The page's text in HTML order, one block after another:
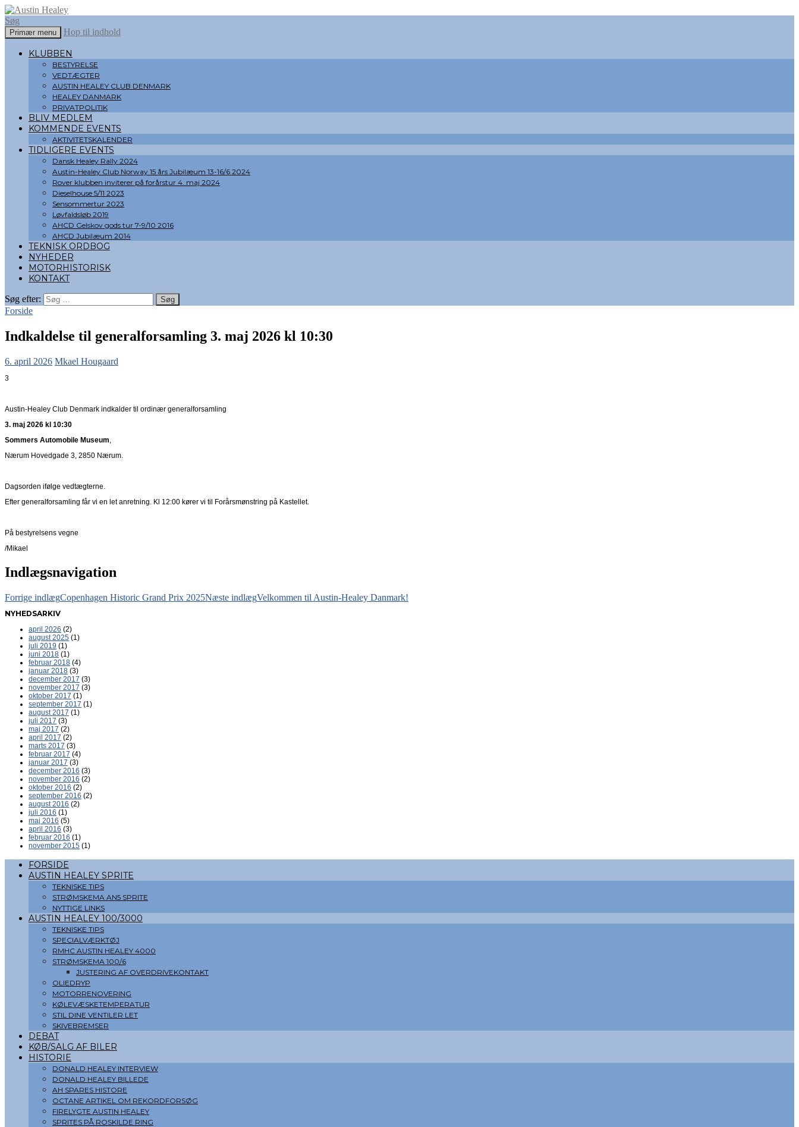
Austin Healey
Søg
Primær menu Hop til indhold
KLUBBEN
BESTYRELSE
VEDTÆGTER
AUSTIN HEALEY CLUB DENMARK
HEALEY DANMARK
PRIVATPOLITIK
BLIV MEDLEM
KOMMENDE EVENTS
AKTIVITETSKALENDER
TIDLIGERE EVENTS
Dansk Healey Rally 2024
Austin-Healey Club Norway 15 års Jubilæum 13-16/6 2024
Rover klubben inviterer på forårstur 4. maj 2024
Dieselhouse 5/11 2023
Sensommertur 2023
Løvfaldsløb 2019
AHCD Gelskov gods tur 7-9/10 2016
AHCD Jubilæum 2014
TEKNISK ORDBOG
NYHEDER
MOTORHISTORISK
KONTAKT
Søg efter:
Forside
Indkaldelse til generalforsamling 3. maj 2026 kl 10:30
6. april 2026 Mkael Hougaard
3
Austin-Healey Club Denmark indkalder til ordinær generalforsamling
3. maj 2026 kl 10:30
Sommers Automobile Museum,
Nærum Hovedgade 3, 2850 Nærum.
Dagsorden ifølge vedtægterne.
Efter generalforsamling får vi en let anretning. Kl 12:00 kører vi til Forårsmønstring på Kastellet.
På bestyrelsens vegne
/Mikael
Indlægsnavigation
Forrige indlægCopenhagen Historic Grand Prix 2025Næste indlægVelkommen til Austin-Healey Danmark!
NYHEDSARKIV
april 2026 (2)
august 2025 (1)
juli 2019 (1)
juni 2018 (1)
februar 2018 (4)
januar 2018 (3)
december 2017 (3)
november 2017 (3)
oktober 2017 (1)
september 2017 (1)
august 2017 (1)
juli 2017 (3)
maj 2017 (2)
april 2017 (2)
marts 2017 (3)
februar 2017 (4)
januar 2017 (3)
december 2016 (3)
november 2016 (2)
oktober 2016 (2)
september 2016 (2)
august 2016 (2)
juli 2016 (1)
maj 2016 (5)
april 2016 (3)
februar 2016 (1)
november 2015 (1)
FORSIDE
AUSTIN HEALEY SPRITE
TEKNISKE TIPS
STRØMSKEMA AN5 SPRITE
NYTTIGE LINKS
AUSTIN HEALEY 100/3000
TEKNISKE TIPS
SPECIALVÆRKTØJ
RMHC AUSTIN HEALEY 4000
STRØMSKEMA 100/6
JUSTERING AF OVERDRIVEKONTAKT
OLIEDRYP
MOTORRENOVERING
KØLEVÆSKETEMPERATUR
STIL DINE VENTILER LET
SKIVEBREMSER
DEBAT
KØB/SALG AF BILER
HISTORIE
DONALD HEALEY INTERVIEW
DONALD HEALEY BILLEDE
AH SPARES HISTORE
OCTANE ARTIKEL OM REKORDFORSØG
FIRELYGTE AUSTIN HEALEY
SPRITES PÅ ROSKILDE RING